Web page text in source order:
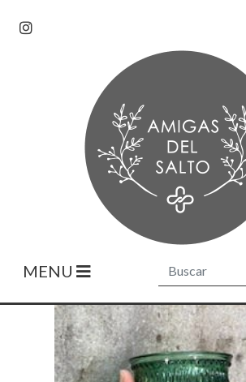
MENU